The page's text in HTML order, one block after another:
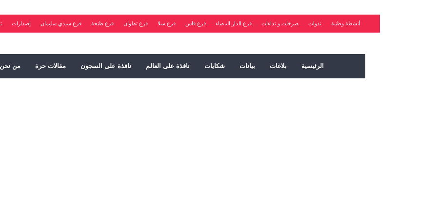
أنشطة وطنية ندوات صرخات و نداءات فرع الدار البيضاء فرع فاس فرع سلا فرع تطوان فرع طنجة فرع سيدي سليمان إصدارات
الرئيسية بلاغات بيانات شكايات نافذة على العالم نافذة على السجون مقالات حرة من نحن